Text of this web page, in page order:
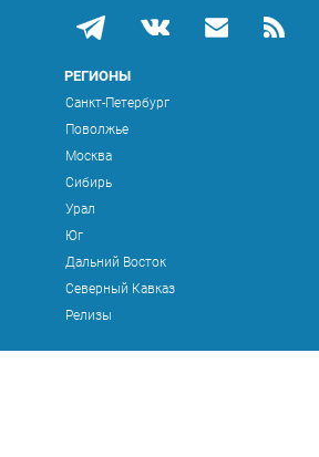
РЕГИОНЫ
Санкт-Петербург
Поволжье
Москва
Сибирь
Урал
Юг
Дальний Восток
Северный Кавказ
Релизы